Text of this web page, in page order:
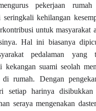
pekerjaan
seringkali kehilangan
untuk masyarakat
Hal ini biasanya
pedalaman yang
kekangan suami seolah
di rumah. Dengan
setiap harinya disibukkan
seraya mengenakan